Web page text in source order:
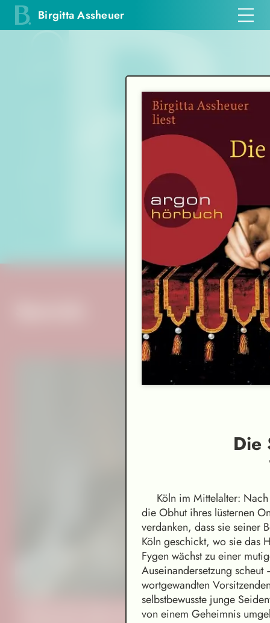
Die
Köln im Mittelalter:
die Obhut ihres lüsternen
verdanken, dass sie seiner
Köln geschickt, wo sie das
Fygen wächst zu einer
Auseinandersetzung
wortgewandten
selbstbewusste junge
von einem Geheimnis
Birgitta Assheuer
Einfühlsam und
vibrierender Intensität
Frankfurter Allgemeine Zeitung
Hyunju Oh: Mother Was My Landscape